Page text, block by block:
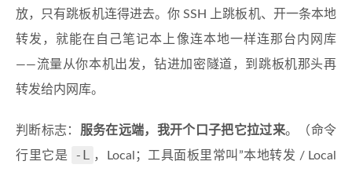
放，只有跳板机连得进去。你 SSH 上跳板机、开一条本地
转发，就能在自己笔记本上像连本地一样连那台内网库
——流量从你本机出发，钻进加密隧道，到跳板机那头再
转发给内网库。
判断标志： 服务在远端，我开个口子把它拉过来。（命令
行里它是
-L ，Local；工具面板里常叫”本地转发 / Local